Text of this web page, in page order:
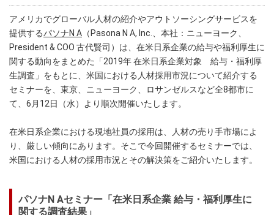
アメリカでグローバル人材の紹介やアウトソーシングサービスを
提供するパソナN A （Pasona N A, Inc.、本社：ニューヨーク、
President & COO 古代賢司）は、在米日系企業の給与や福利厚生に
関する動向をまとめた「2019年 在米日系企業対象 給与・福利厚
生調査」をもとに、米国における人材採用市況について紹介する
セミナーを、東京、ニューヨーク、ロサンゼルスなど全8都市に
て、6月12日（水）より順次開催いたします。
在米日系企業における現地社員の採用は、人材の売り手市場によ
り、厳しい傾向にあります。そこで今回開催するセミナーでは、
米国における人材の採用市況とその解決策をご紹介いたします。
パソナN Aセミナー「在米日系企業 給与・福利厚生に
関する調査結果」